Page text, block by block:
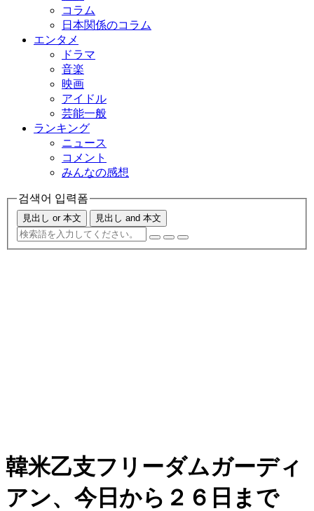
コラム
日本関係のコラム
エンタメ
ドラマ
音楽
映画
アイドル
芸能一般
ランキング
ニュース
コメント
みんなの感想
검색어 입력폼
見出し or 本文 見出し and 本文
韓米乙支フリーダムガーディ
アン、今日から２６日まで